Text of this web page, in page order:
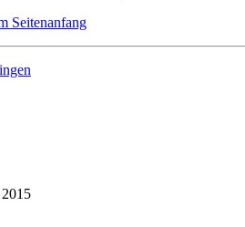
Seitenanfang